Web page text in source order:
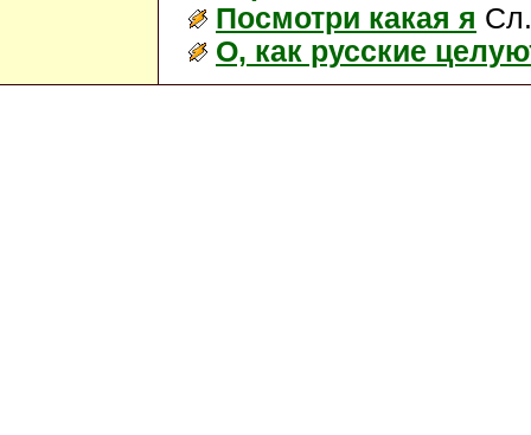
Посмотри какая я
О, как русские